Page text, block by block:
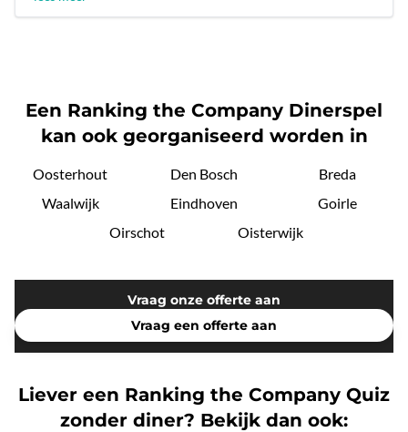
Een Ranking the Company Dinerspel
kan ook georganiseerd worden in
Oosterhout Den Bosch
Breda
Waalwijk
Eindhoven
Goirle
Oirschot
Oisterwijk
Vraag onze offerte aan
Vraag een offerte aan
Liever een Ranking the Company Quiz
zonder diner? Bekijk dan ook: